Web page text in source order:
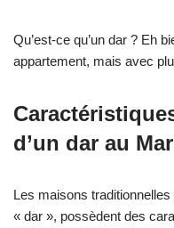
Qu’est-ce qu’un dar ? Eh
appartement, mais avec
d’un dar au
Les maisons
« dar », possèdent des